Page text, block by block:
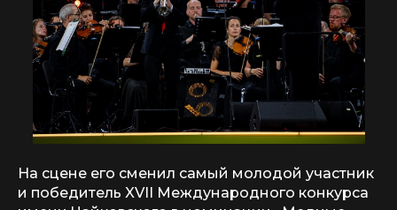
На сцене его сменил самый молодой участник
и победитель XVII Международного конкурса